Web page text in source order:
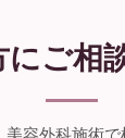
にご相
容外科施術